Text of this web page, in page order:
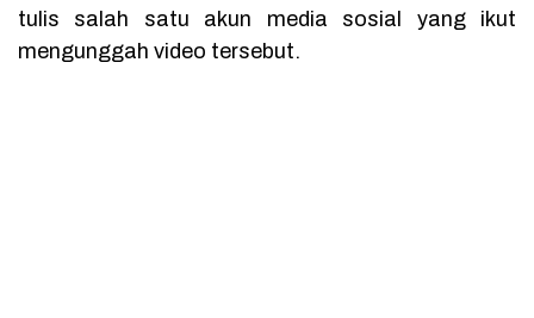
tulis salah satu akun media sosial yang ikut
mengunggah video tersebut.